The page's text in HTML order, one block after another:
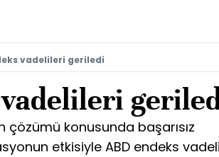
vadelileri geriledi
konusunda başarısız
etkisiyle ABD endeks